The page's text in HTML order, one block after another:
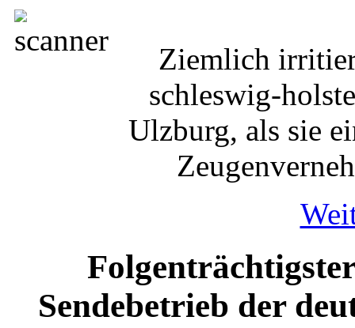
Ziemlich
schleswig-
Ulzburg, als sie
Sendebetrieb der